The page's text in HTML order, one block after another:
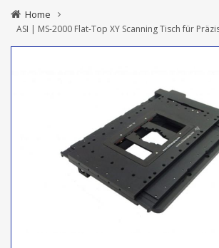
Home
ASI | MS-2000 Flat-Top XY Scanning Tisch für